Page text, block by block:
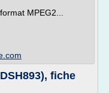
MPEG2...
fiche